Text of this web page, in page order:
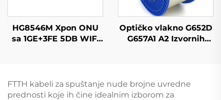
HG8546M Xpon ONU
sa 1GE+3FE 5DB WIFI
Optičko vlakno G652D
G657A1 A2 Izvornih
FTTH kabeli za spuštanje nude brojne uvredne
prednosti koje ih čine idealnim izborom za